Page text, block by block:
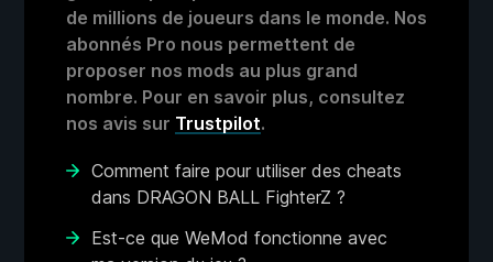
de millions de joueurs dans le monde. Nos
abonnés Pro nous permettent de
proposer nos mods au plus grand
nombre. Pour en savoir plus, consultez
nos avis sur Trustpilot.
Comment faire pour utiliser des cheats
dans DRAGON BALL FighterZ ?
Est-ce que WeMod fonctionne avec